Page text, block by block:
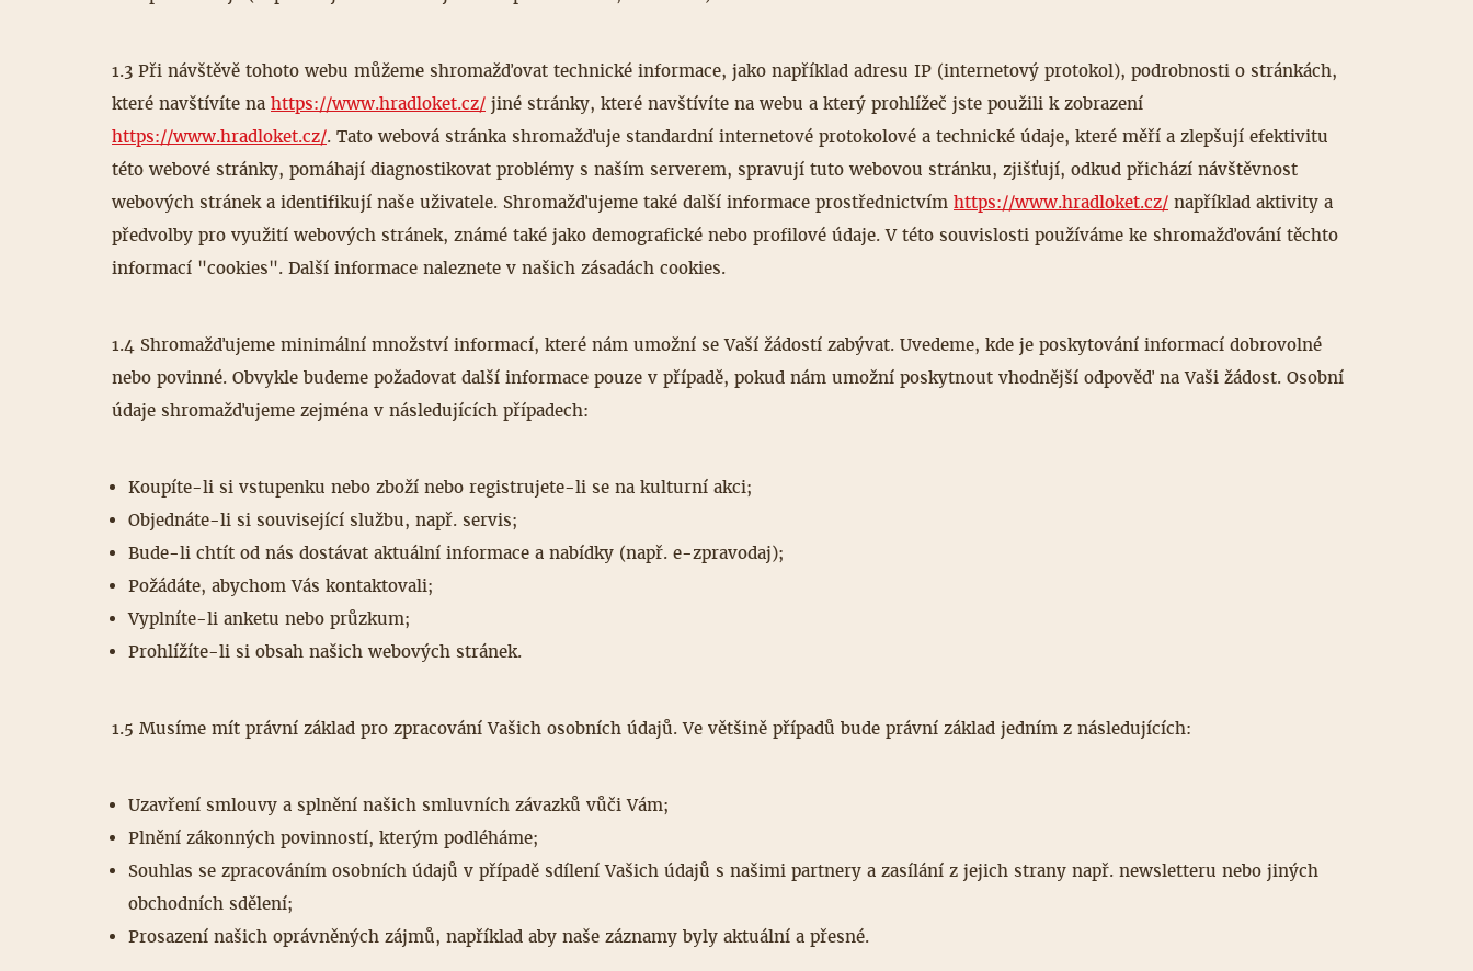
1.3 Při návštěvě tohoto webu můžeme shromažďovat technické informace, jako například adresu IP (internetový protokol), podrobnosti o stránkách,
které navštívíte na https://www.hradloket.cz/ jiné stránky, které navštívíte na webu a který prohlížeč jste použili k zobrazení
https://www.hradloket.cz/. Tato webová stránka shromažďuje standardní internetové protokolové a technické údaje, které měří a zlepšují efektivitu
této webové stránky, pomáhají diagnostikovat problémy s naším serverem, spravují tuto webovou stránku, zjišťují, odkud přichází návštěvnost
webových stránek a identifikují naše uživatele. Shromažďujeme také další informace prostřednictvím https://www.hradloket.cz/ například aktivity a
předvolby pro využití webových stránek, známé také jako demografické nebo profilové údaje. V této souvislosti používáme ke shromažďování těchto
informací "cookies". Další informace naleznete v našich zásadách cookies.
1.4 Shromažďujeme minimální množství informací, které nám umožní se Vaší žádostí zabývat. Uvedeme, kde je poskytování informací dobrovolné
nebo povinné. Obvykle budeme požadovat další informace pouze v případě, pokud nám umožní poskytnout vhodnější odpověď na Vaši žádost. Osobní
údaje shromažďujeme zejména v následujících případech:
Koupíte-li si vstupenku nebo zboží nebo registrujete-li se na kulturní akci;
Objednáte-li si související službu, např. servis;
Bude-li chtít od nás dostávat aktuální informace a nabídky (např. e-zpravodaj);
Požádáte, abychom Vás kontaktovali;
Vyplníte-li anketu nebo průzkum;
Prohlížíte-li si obsah našich webových stránek.
1.5 Musíme mít právní základ pro zpracování Vašich osobních údajů. Ve většině případů bude právní základ jedním z následujících:
Uzavření smlouvy a splnění našich smluvních závazků vůči Vám;
Plnění zákonných povinností, kterým podléháme;
Souhlas se zpracováním osobních údajů v případě sdílení Vašich údajů s našimi partnery a zasílání z jejich strany např. newsletteru nebo jiných
obchodních sdělení;
Prosazení našich oprávněných zájmů, například aby naše záznamy byly aktuální a přesné.